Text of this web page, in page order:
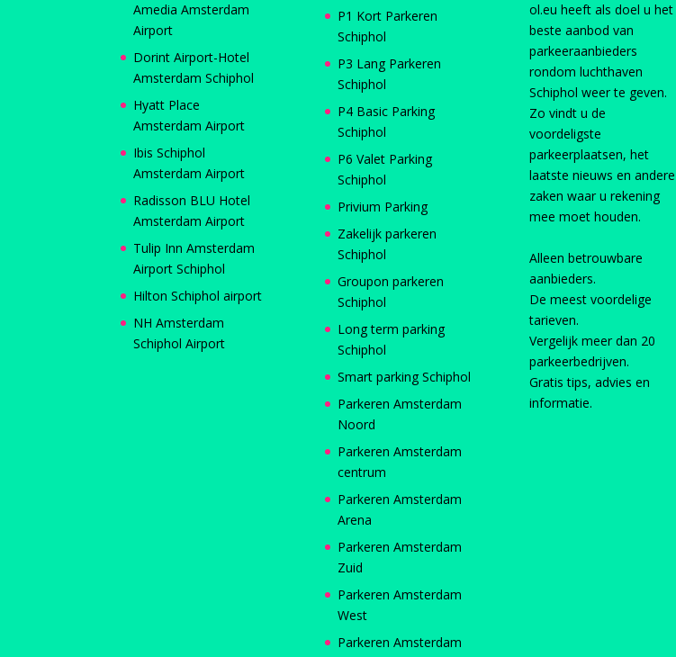
Amedia Amsterdam
Airport
Dorint Airport-Hotel
Amsterdam Schiphol
Hyatt Place
Amsterdam Airport
Ibis Schiphol
Amsterdam Airport
Radisson BLU Hotel
Amsterdam Airport
Tulip Inn Amsterdam
Airport Schiphol
Hilton Schiphol airport
NH Amsterdam
Schiphol Airport
P1 Kort Parkeren
Schiphol
P3 Lang Parkeren
Schiphol
P4 Basic Parking
Schiphol
P6 Valet Parking
Schiphol
Privium Parking
Zakelijk parkeren
Schiphol
Groupon parkeren
Schiphol
Long term parking
Schiphol
Smart parking Schiphol
Parkeren Amsterdam
Noord
Parkeren Amsterdam
centrum
Parkeren Amsterdam
Arena
Parkeren Amsterdam
Zuid
Parkeren Amsterdam
West
Parkeren Amsterdam
ol.eu heeft als doel u het
beste aanbod van
parkeeraanbieders
rondom luchthaven
Schiphol weer te geven.
Zo vindt u de
voordeligste
parkeerplaatsen, het
laatste nieuws en andere
zaken waar u rekening
mee moet houden.
Alleen betrouwbare
aanbieders.
De meest voordelige
tarieven.
Vergelijk meer dan 20
parkeerbedrijven.
Gratis tips, advies en
informatie.